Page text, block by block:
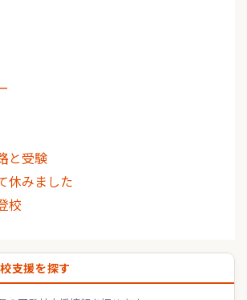
と受験
休みました
校
支援を探す